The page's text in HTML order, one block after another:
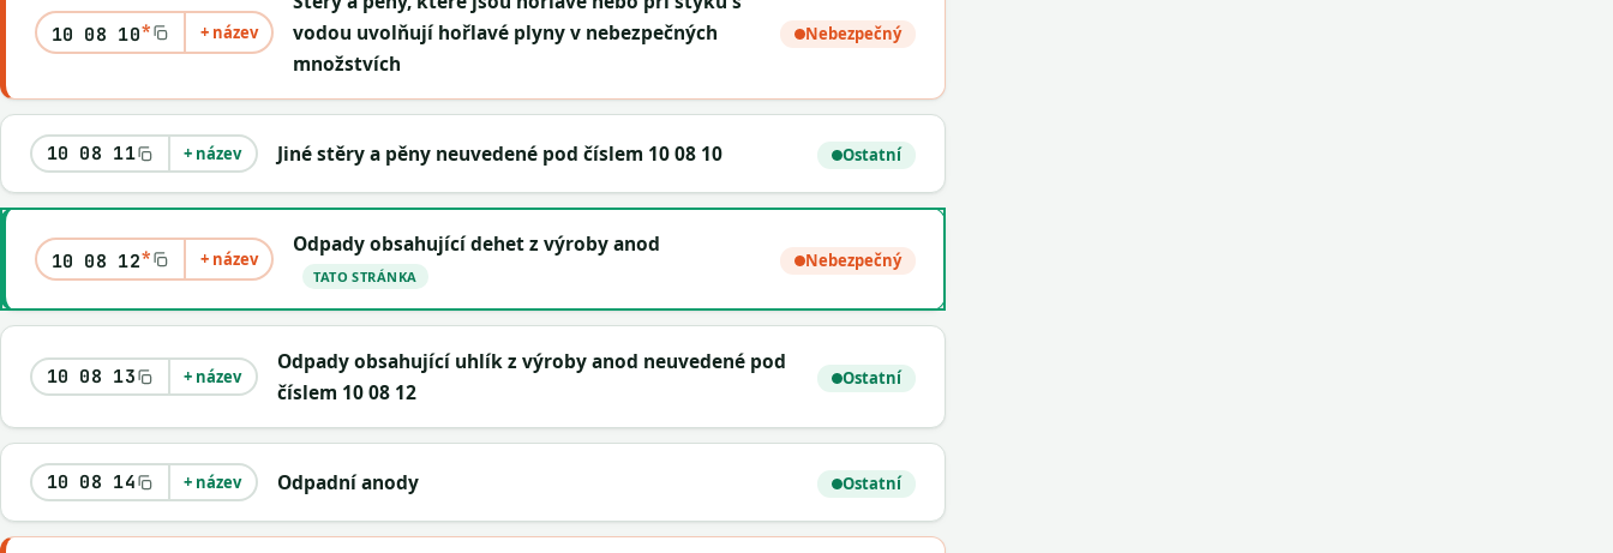
10 08 10* + název
vodou uvolňují hořlavé plyny v nebezpečných
množstvích
Nebezpečný
10 08 11 + název Jiné stěry a pěny neuvedené pod číslem 10 08 10 Ostatní
10 08 12* + název
Odpady obsahující dehet z výroby anod
TATO STRÁNKA
Nebezpečný
10 08 13 + název
Odpady obsahující uhlík z výroby anod neuvedené pod
číslem 10 08 12
Ostatní
10 08 14 + název Odpadní anody Ostatní